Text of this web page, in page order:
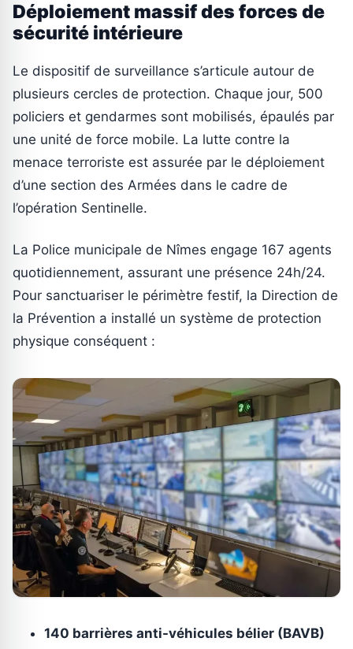
Déploiement massif des forces de
sécurité intérieure
Le dispositif de surveillance s’articule autour de
plusieurs cercles de protection. Chaque jour, 500
policiers et gendarmes sont mobilisés, épaulés par
une unité de force mobile. La lutte contre la
menace terroriste est assurée par le déploiement
d’une section des Armées dans le cadre de
l’opération Sentinelle.
La Police municipale de Nîmes engage 167 agents
quotidiennement, assurant une présence 24h/24.
Pour sanctuariser le périmètre festif, la Direction de
la Prévention a installé un système de protection
physique conséquent :
140 barrières anti-véhicules bélier (BAVB)